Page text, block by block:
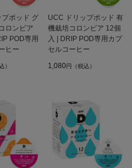
ポッド グ
ロンビア
POD専用
ヒー
）
UCC ドリップポッド 有
機栽培コロンビア 12個
入 | DRIP POD専用カプ
セルコーヒー
1,080円（税込）